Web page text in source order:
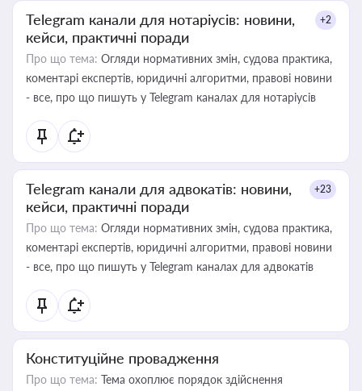
Telegram канали для нотаріусів: новини,
кейси, практичні поради
+2
Про що тема: Огляди нормативних змін, судова практика,
коментарі експертів, юридичні алгоритми, правові новини
- все, про що пишуть у Telegram каналах для нотаріусів
Telegram канали для адвокатів: новини,
кейси, практичні поради
+23
Про що тема: Огляди нормативних змін, судова практика,
коментарі експертів, юридичні алгоритми, правові новини
- все, про що пишуть у Telegram каналах для адвокатів
Конституційне провадження
Про що тема: Тема охоплює порядок здійснення